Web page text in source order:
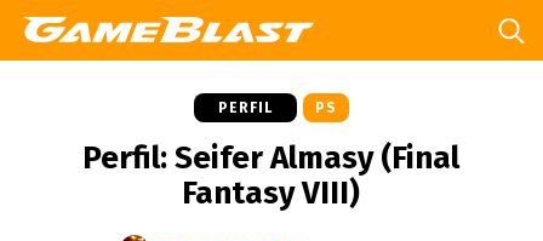
PERFIL PS
Perfil: Seifer Almasy (Final
Fantasy VIII)